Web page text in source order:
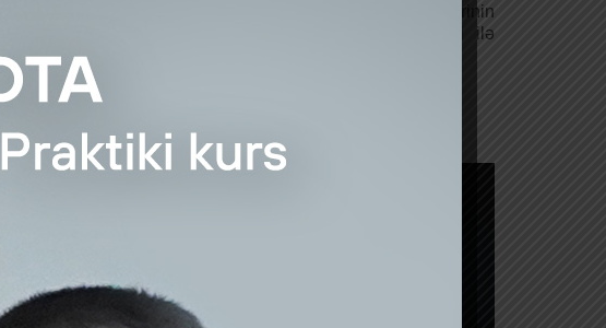
peşəkar bacarıqlarının inkişafı, nəzəri biliklərinin
təcrübə ilə bütünləşdirməsi və real iş şəraiti ilə
yaxından tanış etməkdən ibarətdir.